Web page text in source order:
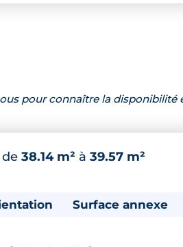
pour connaître la disponibilité
de 38.14 m² à 39.57 m²
Surface annexe